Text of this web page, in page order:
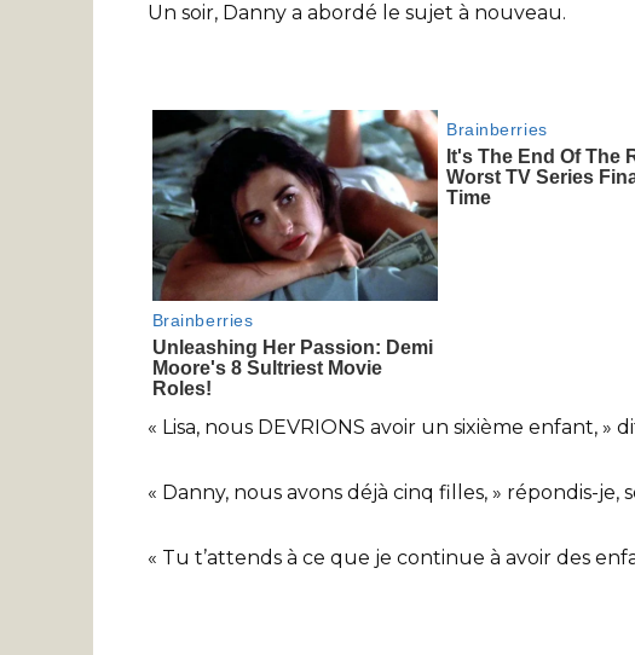
Un soir, Danny a abordé le sujet à nouveau.
« Lisa, nous DEVRIONS avoir un sixième enfant, »
« Danny, nous avons déjà cinq filles, » répondis-
« Tu t’attends à ce que je continue à avoir des